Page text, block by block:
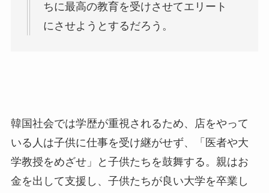
ちに最高の教育を受けさせてエリート
にさせようとするだろう。
韓国社会では学歴が重視されるため、店をやって
いる人は子供に仕事を受け継がせず、「医者や大
学教授をめざせ」と子供たちを鼓舞する。親はお
金を出して支援し、子供たちが良い大学を卒業し